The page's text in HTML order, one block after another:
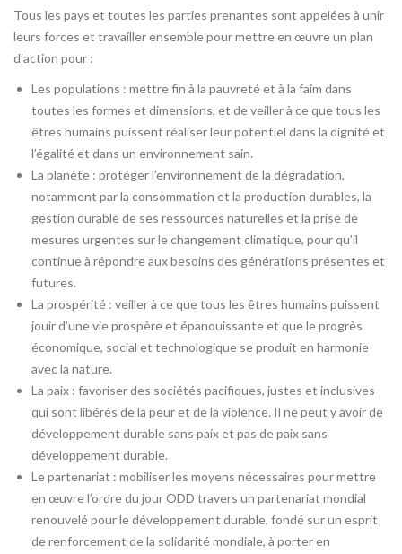
Tous les pays et toutes les parties prenantes sont appelées à unir
leurs forces et travailler ensemble pour mettre en œuvre un plan
d’action pour :
Les populations : mettre fin à la pauvreté et à la faim dans
toutes les formes et dimensions, et de veiller à ce que tous les
êtres humains puissent réaliser leur potentiel dans la dignité et
l’égalité et dans un environnement sain.
La planète : protéger l’environnement de la dégradation,
notamment par la consommation et la production durables, la
gestion durable de ses ressources naturelles et la prise de
mesures urgentes sur le changement climatique, pour qu’il
continue à répondre aux besoins des générations présentes et
futures.
La prospérité : veiller à ce que tous les êtres humains puissent
jouir d’une vie prospère et épanouissante et que le progrès
économique, social et technologique se produit en harmonie
avec la nature.
La paix : favoriser des sociétés pacifiques, justes et inclusives
qui sont libérés de la peur et de la violence. Il ne peut y avoir de
développement durable sans paix et pas de paix sans
développement durable.
Le partenariat : mobiliser les moyens nécessaires pour mettre
en œuvre l’ordre du jour ODD travers un partenariat mondial
renouvelé pour le développement durable, fondé sur un esprit
de renforcement de la solidarité mondiale, à porter en